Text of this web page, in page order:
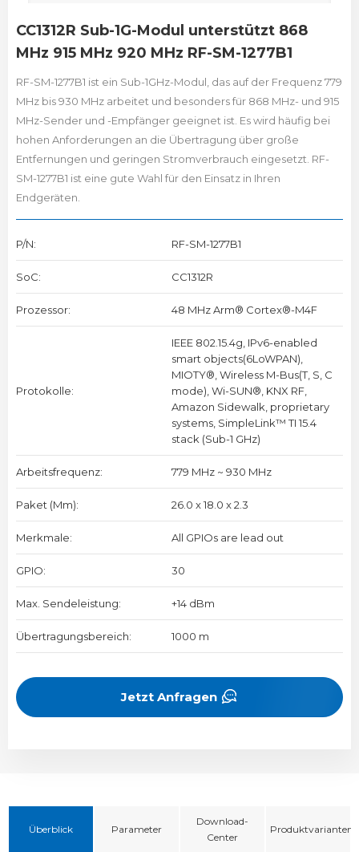
CC1312R Sub-1G-Modul unterstützt 868
MHz 915 MHz 920 MHz RF-SM-1277B1
RF-SM-1277B1 ist ein Sub-1GHz-Modul, das auf der Frequenz 779
MHz bis 930 MHz arbeitet und besonders für 868 MHz- und 915
MHz-Sender und -Empfänger geeignet ist. Es wird häufig bei
hohen Anforderungen an die Übertragung über große
Entfernungen und geringen Stromverbrauch eingesetzt. RF-
SM-1277B1 ist eine gute Wahl für den Einsatz in Ihren
Endgeräten.
P/N: RF-SM-1277B1
SoC: CC1312R
Prozessor: 48 MHz Arm® Cortex®-M4F
Protokolle:
IEEE 802.15.4g, IPv6-enabled
smart objects(6LoWPAN),
MIOTY®, Wireless M-Bus(T, S, C
mode), Wi-SUN®, KNX RF,
Amazon Sidewalk, proprietary
systems, SimpleLink™ TI 15.4
stack (Sub-1 GHz)
Arbeitsfrequenz: 779 MHz ~ 930 MHz
Paket (mm): 26.0 x 18.0 x 2.3
Merkmale: All GPIOs are lead out
GPIO: 30
Max. Sendeleistung: +14 dBm
Übertragungsbereich: 1000 m
Jetzt Anfragen
Überblick Parameter
Download-
Center
Produktvarianten